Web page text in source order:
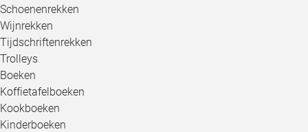
Schoenenrekken
Wijnrekken
Tijdschriftenrekken
Trolleys
Boeken
Koffietafelboeken
Kookboeken
Kinderboeken